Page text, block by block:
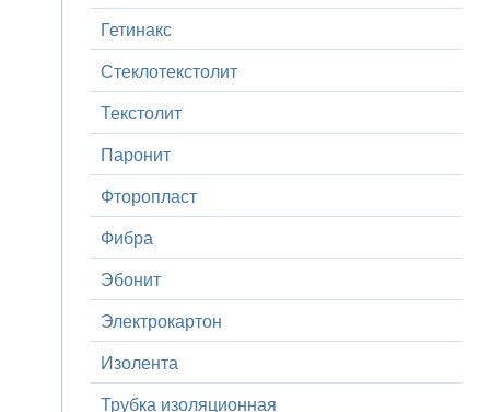
Гетинакс
Стеклотекстолит
Текстолит
Паронит
Фторопласт
Фибра
Эбонит
Электрокартон
Изолента
Трубка изоляционная